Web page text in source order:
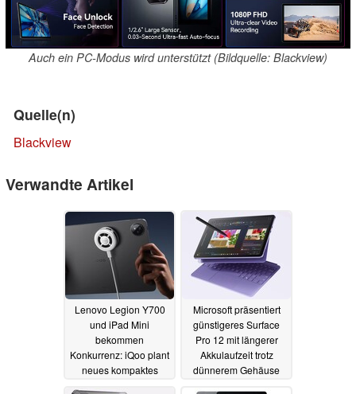
Auch ein PC-Modus wird unterstützt (Bildquelle: Blackview)
Quelle(n)
Blackview
Verwandte Artikel
Lenovo Legion Y700
und iPad Mini
bekommen
Konkurrenz: iQoo plant
neues kompaktes
Microsoft präsentiert
günstigeres Surface
Pro 12 mit längerer
Akkulaufzeit trotz
dünnerem Gehäuse